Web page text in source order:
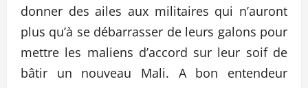
donner des ailes aux militaires qui n’auront
plus qu’à se débarrasser de leurs galons pour
mettre les maliens d’accord sur leur soif de
bâtir un nouveau Mali. A bon entendeur